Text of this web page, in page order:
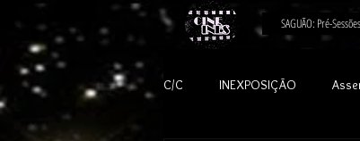
SAGUÃO: Pré-Sessões
C/C INEXPOSIÇÃO